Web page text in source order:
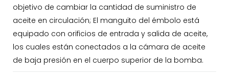
objetivo de cambiar la cantidad de suministro de
aceite en circulación; El manguito del émbolo está
equipado con orificios de entrada y salida de aceite,
los cuales están conectados a la cámara de aceite
de baja presión en el cuerpo superior de la bomba.